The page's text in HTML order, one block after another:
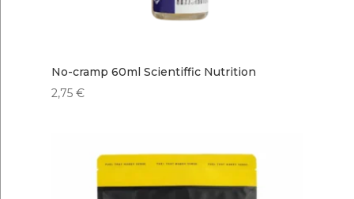
No-cramp 60ml Scientiffic Nutrition
2,75 €